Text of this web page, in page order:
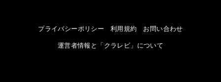
プライバシーポリシー 利用規約
お問い合わせ
運営者情報と「クラレビ」について